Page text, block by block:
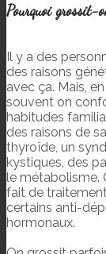
Pourquoi grossit-
Il y a des
des raisons
avec ça. Mais,
souvent on
habitudes
des raisons de
thyroïde, un
kystiques, des
le métabolisme.
fait de
certains anti-
hormonaux.